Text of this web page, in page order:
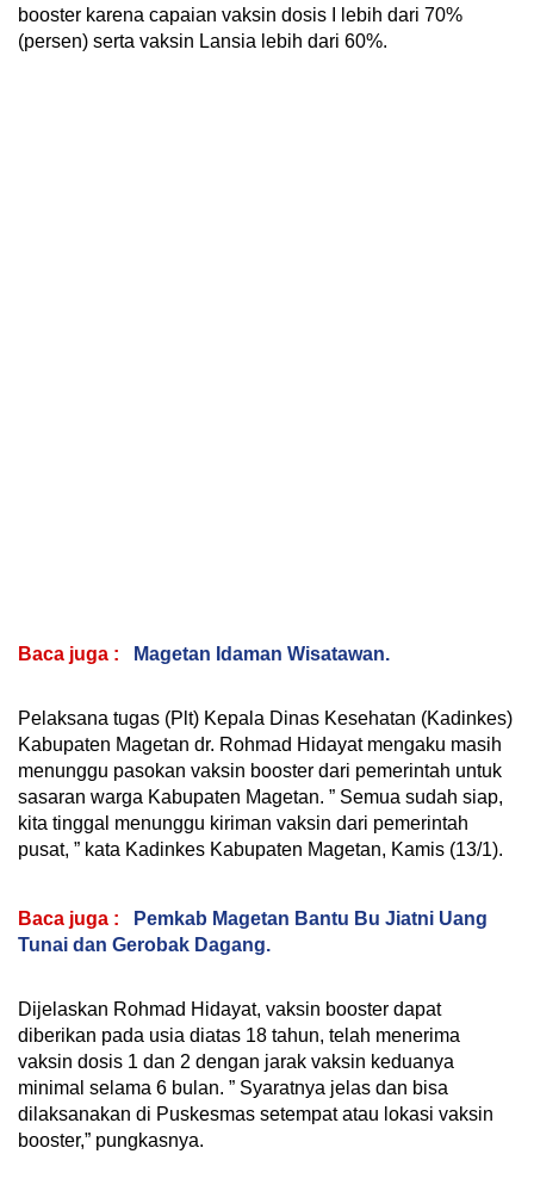
booster karena capaian vaksin dosis I lebih dari 70%
(persen) serta vaksin Lansia lebih dari 60%.
Baca juga : Magetan Idaman Wisatawan.
Pelaksana tugas (Plt) Kepala Dinas Kesehatan (Kadinkes)
Kabupaten Magetan dr. Rohmad Hidayat mengaku masih
menunggu pasokan vaksin booster dari pemerintah untuk
sasaran warga Kabupaten Magetan. ” Semua sudah siap,
kita tinggal menunggu kiriman vaksin dari pemerintah
pusat, ” kata Kadinkes Kabupaten Magetan, Kamis (13/1).
Baca juga :
Pemkab Magetan Bantu Bu Jiatni Uang
Tunai dan Gerobak Dagang.
Dijelaskan Rohmad Hidayat, vaksin booster dapat
diberikan pada usia diatas 18 tahun, telah menerima
vaksin dosis 1 dan 2 dengan jarak vaksin keduanya
minimal selama 6 bulan. ” Syaratnya jelas dan bisa
dilaksanakan di Puskesmas setempat atau lokasi vaksin
booster,” pungkasnya.